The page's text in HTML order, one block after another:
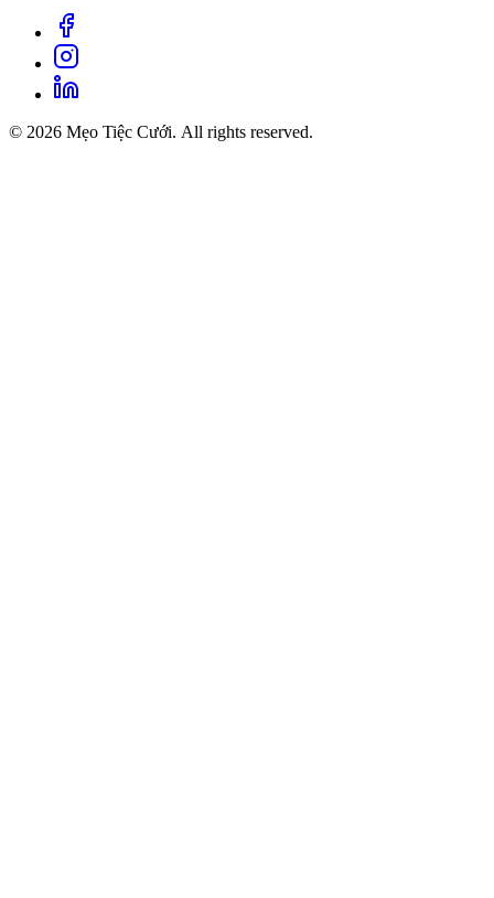
© 2026 Mẹo Tiệc Cưới. All rights reserved.